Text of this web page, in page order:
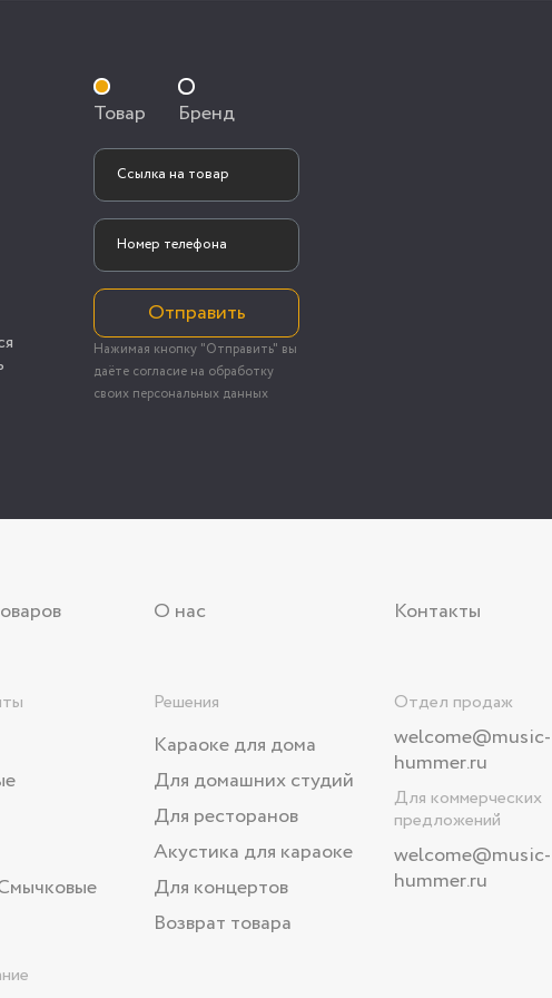
Товар Бренд
Отправить
Нажимая кнопку "Отправить" вы
даёте согласие на обработку
своих персональных данных
О нас Контакты
Решения
Караоке для дома
Для домашних студий
Для ресторанов
Акустика для караоке
Для концертов
Возврат товара
Отдел продаж
welcome@music-
hummer.ru
Для коммерческих
предложений
welcome@music-
hummer.ru